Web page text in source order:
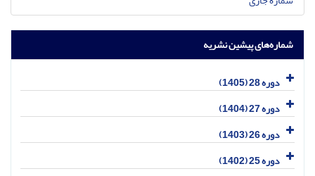
شماره‌های پیشین نشریه
دوره 28 (1405)
دوره 27 (1404)
دوره 26 (1403)
دوره 25 (1402)